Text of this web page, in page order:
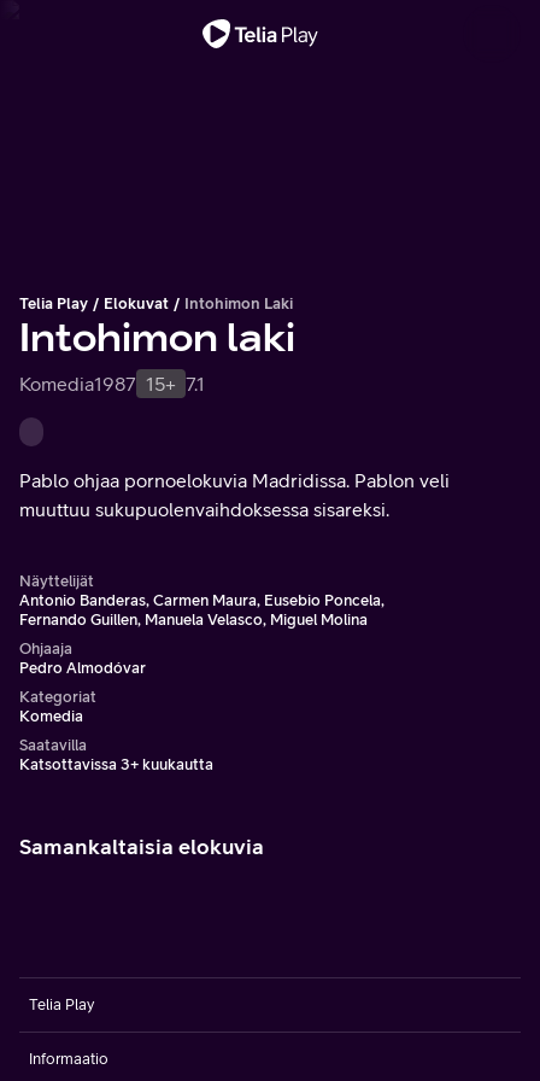
Telia Play Elokuvat Intohimon Laki
Intohimon laki
Komedia1987 15+ 7.1
Pablo ohjaa pornoelokuvia Madridissa. Pablon veli
muuttuu sukupuolenvaihdoksessa sisareksi.
Näyttelijät
Antonio Banderas, Carmen Maura, Eusebio Poncela,
Fernando Guillen, Manuela Velasco, Miguel Molina
Ohjaaja
Pedro Almodóvar
Kategoriat
Komedia
Saatavilla
Katsottavissa 3+ kuukautta
Samankaltaisia elokuvia
Telia Play
Informaatio